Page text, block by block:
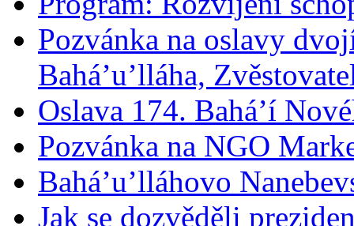
Pozvánka na oslavy
Bahá’u’lláha,
Oslava 174. Bahá’í
Pozvánka na NGO
Bahá’u’lláhovo
Jak se dozvěděli